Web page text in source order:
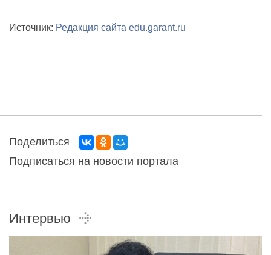
Источник: Редакция сайта edu.garant.ru
Поделиться
Подписаться на новости портала
Интервью